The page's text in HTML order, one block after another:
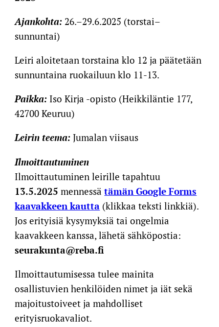
Ajankohta: 26.–29.6.2025 (torstai–
sunnuntai)
Leiri aloitetaan torstaina klo 12 ja päätetään
sunnuntaina ruokailuun klo 11-13.
Paikka: Iso Kirja -opisto (Heikkiläntie 177,
42700 Keuruu)
Leirin teema:Jumalan viisaus
Ilmoittautuminen
Ilmoittautuminen leirille tapahtuu
13.5.2025 mennessätämän Google Forms
kaavakkeen kautta (klikkaa teksti linkkiä).
Jos erityisiä kysymyksiä tai ongelmia
kaavakkeen kanssa, lähetä sähköpostia:
seurakunta@reba.fi
Ilmoittautumisessa tulee mainita
osallistuvien henkilöiden nimet ja iät sekä
majoitustoiveet ja mahdolliset
erityisruokavaliot.